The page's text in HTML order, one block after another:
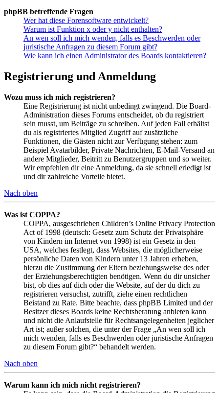
phpBB betreffende Fragen
Wer hat diese Forensoftware entwickelt?
Warum ist Funktion x oder y nicht enthalten?
An wen soll ich mich wenden, falls es Beschwerden oder
juristische Anfragen zu diesem Forum gibt?
Wie kann ich einen Administrator des Boards kontaktieren?
Registrierung und Anmeldung
Wozu muss ich mich registrieren?
Eine Registrierung ist nicht unbedingt zwingend. Die Board-
Administration dieses Forums entscheidet, ob du registriert
sein musst, um Beiträge zu schreiben. Auf jeden Fall erhältst
du als registriertes Mitglied Zugriff auf zusätzliche
Funktionen, die Gästen nicht zur Verfügung stehen: zum
Beispiel Avatarbilder, Private Nachrichten, E-Mail-Versand an
andere Mitglieder, Beitritt zu Benutzergruppen und so weiter.
Wir empfehlen dir eine Anmeldung, da sie schnell erledigt ist
und dir zahlreiche Vorteile bietet.
Nach oben
Was ist COPPA?
COPPA, ausgeschrieben Children’s Online Privacy Protection
Act of 1998 (deutsch: Gesetz zum Schutz der Privatsphäre
von Kindern im Internet von 1998) ist ein Gesetz in den
USA, welches festlegt, dass Websites, die möglicherweise
persönliche Daten von Kindern unter 13 Jahren erheben,
hierzu die Zustimmung der Eltern beziehungsweise des oder
der Erziehungsberechtigten benötigen. Wenn du dir unsicher
bist, ob dies auf dich oder die Website, auf der du dich zu
registrieren versuchst, zutrifft, ziehe einen rechtlichen
Beistand zu Rate. Bitte beachte, dass phpBB Limited und der
Besitzer dieses Boards keine Rechtsberatung anbieten kann
und nicht die Anlaufstelle für Rechtsangelegenheiten jeglicher
Art ist; außer solchen, die unter der Frage „An wen soll ich
mich wenden, falls es Beschwerden oder juristische Anfragen
zu diesem Forum gibt?“ behandelt werden.
Nach oben
Warum kann ich mich nicht registrieren?